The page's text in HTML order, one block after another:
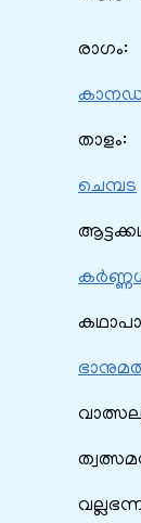
രാഗം:
താളം:
ചെമ്പട